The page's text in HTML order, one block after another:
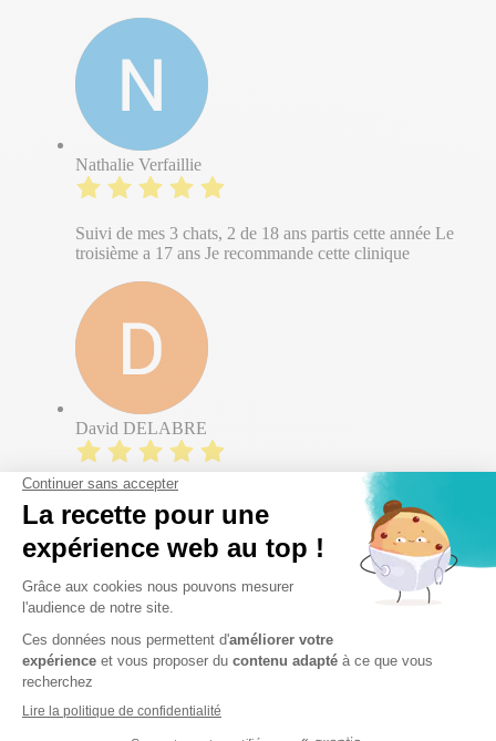
Nathalie Verfaillie
Suivi de mes 3 chats, 2 de 18 ans partis cette année Le
troisième a 17 ans Je recommande cette clinique
David DELABRE
Les vétérinaires de ce cabinet suivent mes animaux
depuis plus de 20 ans maintenant. J’ai depuis déménagé
à une vingtaine de kilomètres de Wavrin et je continue à
y venir,.